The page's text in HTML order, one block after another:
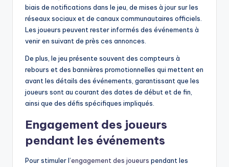
biais de notifications dans le jeu, de mises à jour sur les
réseaux sociaux et de canaux communautaires officiels.
Les joueurs peuvent rester informés des événements à
venir en suivant de près ces annonces.
De plus, le jeu présente souvent des compteurs à
rebours et des bannières promotionnelles qui mettent en
avant les détails des événements, garantissant que les
joueurs sont au courant des dates de début et de fin,
ainsi que des défis spécifiques impliqués.
Engagement des joueurs
pendant les événements
Pour stimuler l’engagement des joueurs pendant les